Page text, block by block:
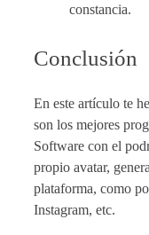
constancia.
Conclusión
En este artículo te
son los mejores
Software con el
propio avatar,
plataforma, como
Instagram, etc.